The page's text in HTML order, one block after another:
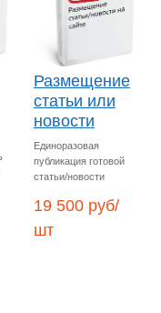
Размещение
статьи или
новости
Единоразовая
публикация готовой
статьи/новости
19 500 руб/
шт